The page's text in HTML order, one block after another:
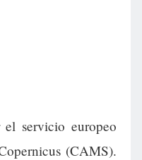
el servicio europeo
(CAMS).